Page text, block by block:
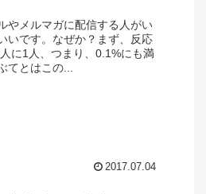
やメルマガに配信する人がい
いです。なぜか？まず、反応
に1人、つまり、0.1%にも満
てとはこの...
2017.07.04